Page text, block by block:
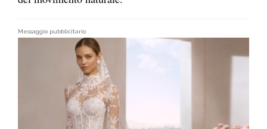
Messaggio pubblicitario